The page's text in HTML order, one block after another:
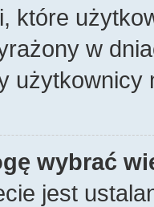
które
w
użytkownicy
wybrać
jest